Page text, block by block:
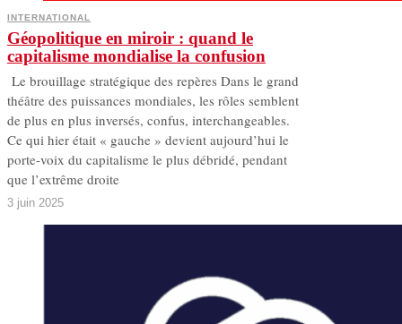
INTERNATIONAL
Géopolitique en miroir : quand le
capitalisme mondialise la confusion
Le brouillage stratégique des repères Dans le grand
théâtre des puissances mondiales, les rôles semblent
de plus en plus inversés, confus, interchangeables.
Ce qui hier était « gauche » devient aujourd’hui le
porte-voix du capitalisme le plus débridé, pendant
que l’extrême droite
3 juin 2025